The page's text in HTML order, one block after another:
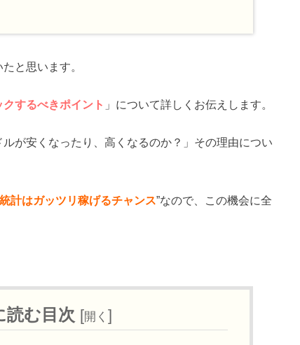
と思います。
するべきポイント 」について詳しくお伝えします。
が安くなったり、高くなるのか？」その理由につい
計はガッツリ稼げるチャンス”なので、この機会に全
読む目次 [開く ]